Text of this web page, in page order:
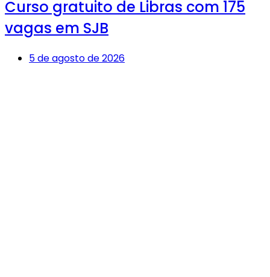
Curso gratuito de Libras com 175
vagas em SJB
5 de agosto de 2026